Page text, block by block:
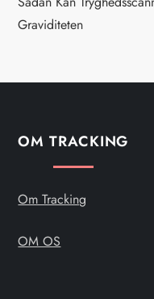
a
i
o
Graviditeten
OM TRACKING
Om Tracking
OM OS